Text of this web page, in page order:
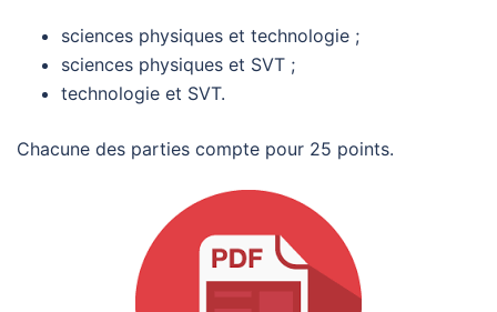
sciences physiques et technologie ;
sciences physiques et SVT ;
technologie et SVT.
Chacune des parties compte pour 25 points.